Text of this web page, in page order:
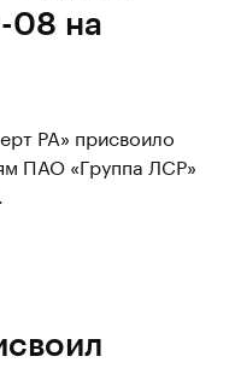
08 на
РА» присвоило
ПАО «Группа ЛСР»